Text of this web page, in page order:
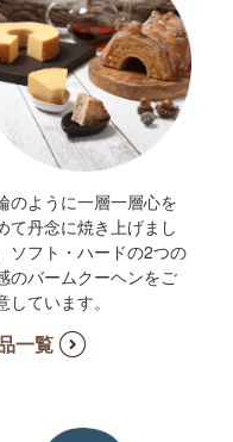
のように一層一層心を
て丹念に焼き上げまし
ソフト・ハードの2つの
のバームクーヘンをご
しています。
一覧